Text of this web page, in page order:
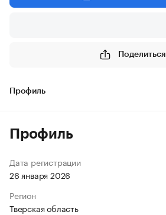
Поделиться
Профиль
Профиль
Дата регистрации
26 января 2026
Регион
Тверская область